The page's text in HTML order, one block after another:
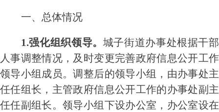
一、总体情况
1.强化组织领导。 城子街道办事处根据干部
人事调整情况，及时变更完善政府信息公开工作
领导小组成员。调整后的领导小组，由办事处主
任任组长，主管政府信息公开工作的办事处副主
任任副组长。领导小组下设办公室，办公室设在